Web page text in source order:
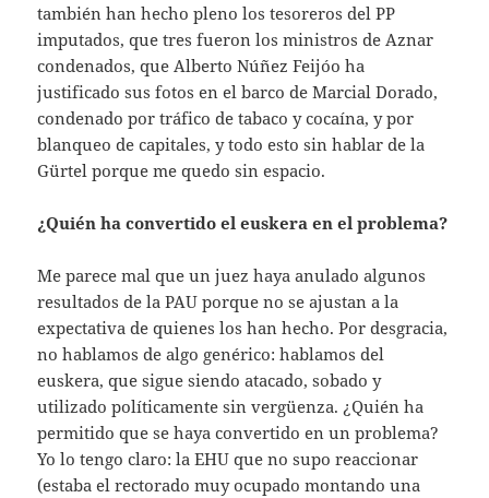
también han hecho pleno los tesoreros del PP
imputados, que tres fueron los ministros de Aznar
condenados, que Alberto Núñez Feijóo ha
justificado sus fotos en el barco de Marcial Dorado,
condenado por tráfico de tabaco y cocaína, y por
blanqueo de capitales, y todo esto sin hablar de la
Gürtel porque me quedo sin espacio.
¿Quién ha convertido el euskera en el problema?
Me parece mal que un juez haya anulado algunos
resultados de la PAU porque no se ajustan a la
expectativa de quienes los han hecho. Por desgracia,
no hablamos de algo genérico: hablamos del
euskera, que sigue siendo atacado, sobado y
utilizado políticamente sin vergüenza. ¿Quién ha
permitido que se haya convertido en un problema?
Yo lo tengo claro: la EHU que no supo reaccionar
(estaba el rectorado muy ocupado montando una